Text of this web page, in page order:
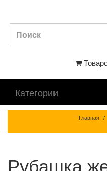
Категории
Главная
Рубашка